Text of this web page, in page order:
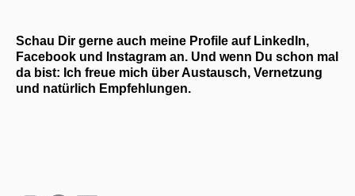
Schau Dir gerne auch meine Profile auf LinkedIn,
Facebook und Instagram an. Und wenn Du schon mal
da bist: Ich freue mich über Austausch, Vernetzung
und natürlich Empfehlungen.